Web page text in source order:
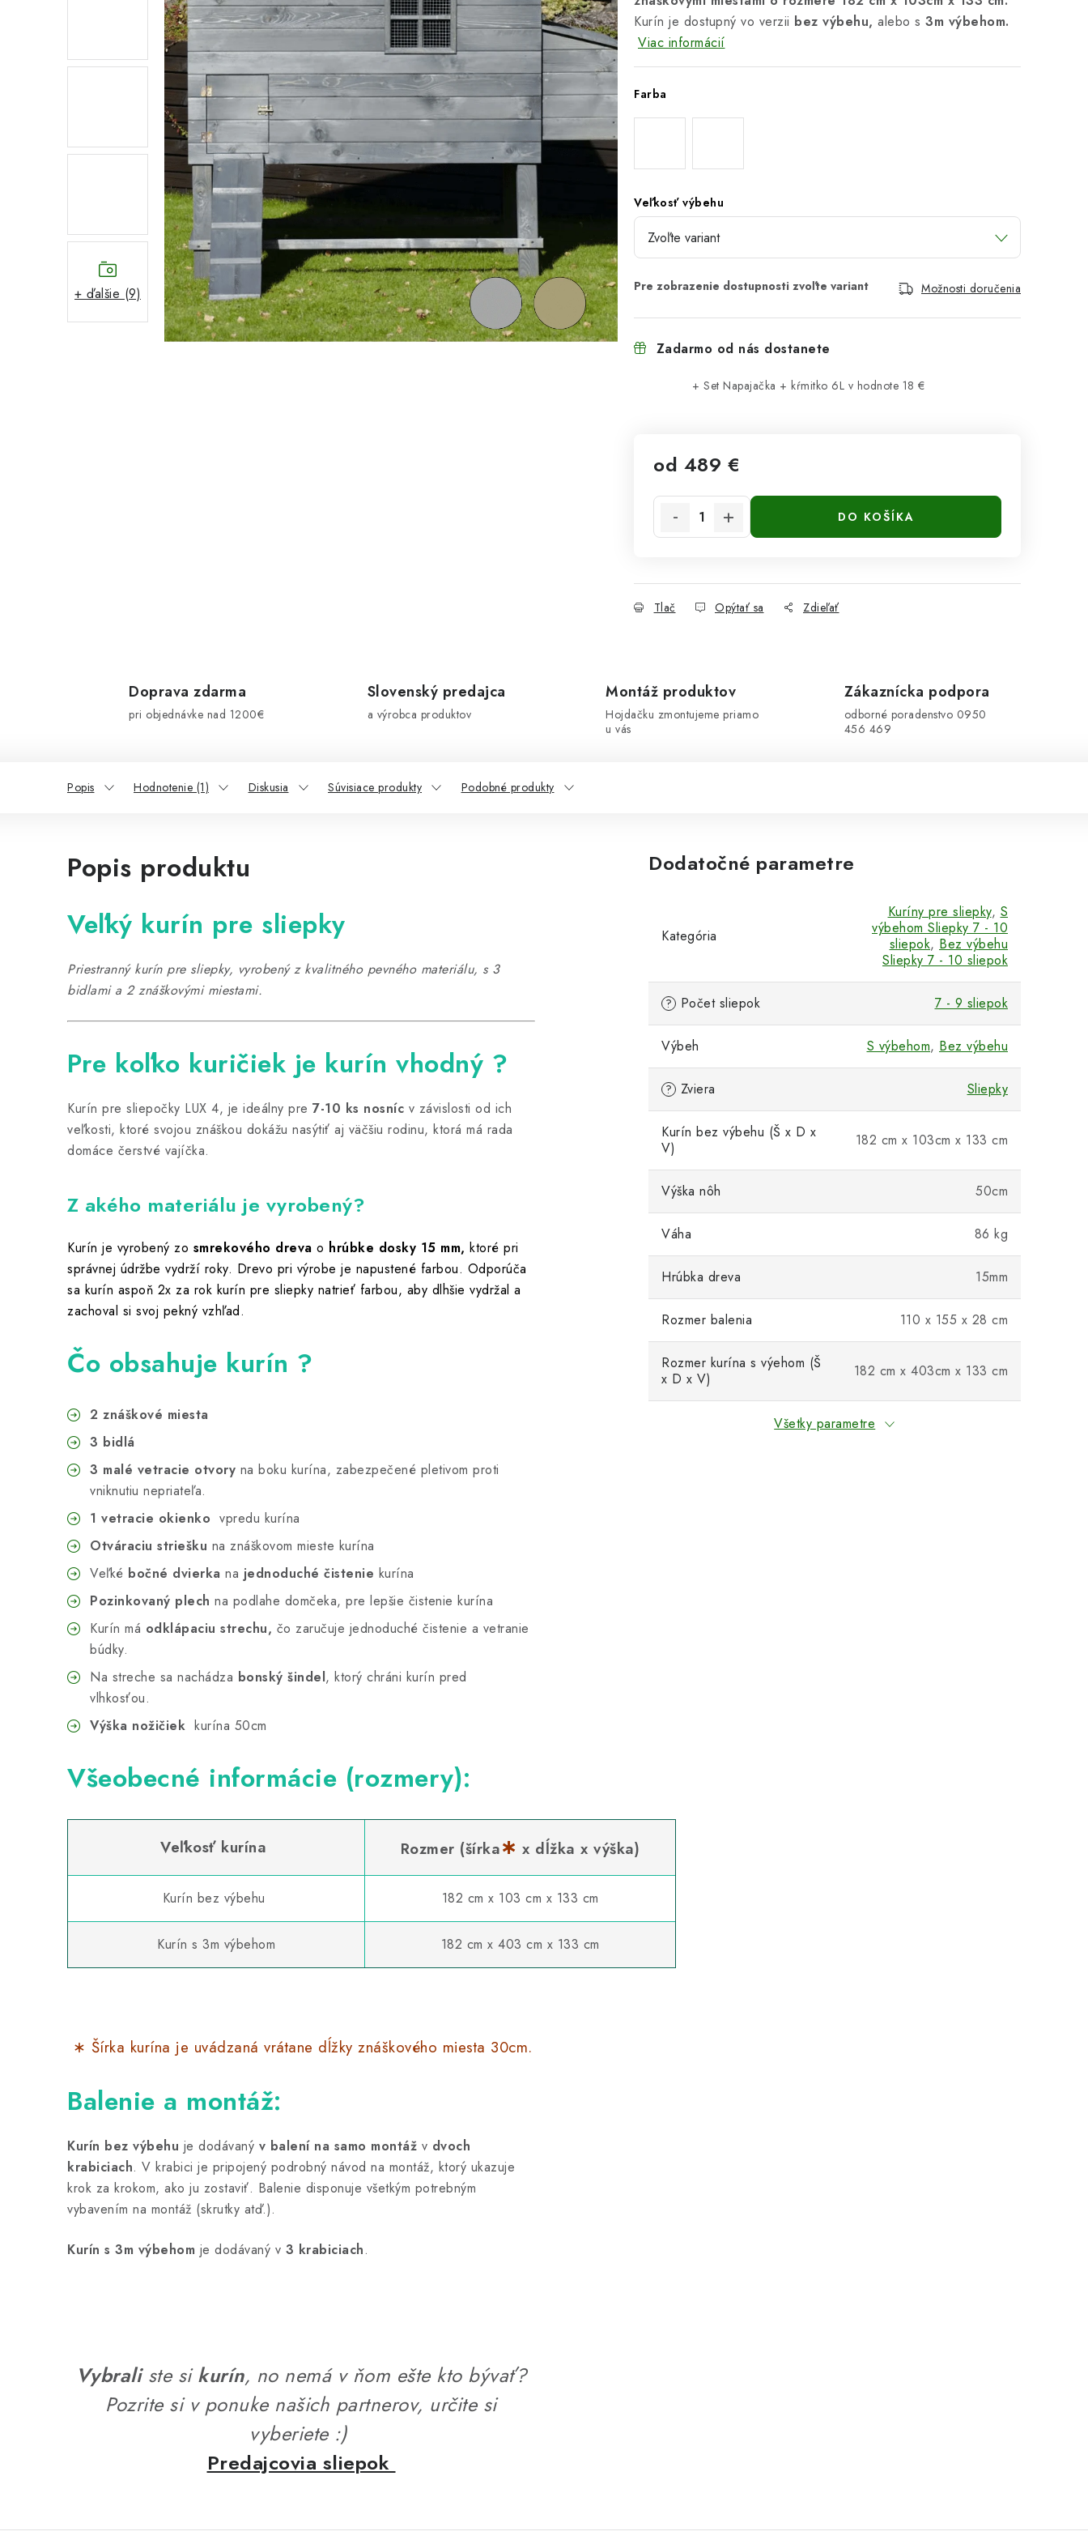
+ ďalšie (9)
Kurín je dostupný vo verzii bez výbehu, alebo s 3m výbehom.
Viac informácií
Farba
Veľkosť výbehu
Možnosti doručenia
Zadarmo od nás dostanete
+ Set Napajačka + kŕmitko 6L v hodnote 18 €
od 489 €
DO KOŠÍKA
Tlač Opýtať sa Zdieľať
Doprava zdarma
pri objednávke nad 1200€
Slovenský predajca
a výrobca produktov
Montáž produktov
Hojdačku zmontujeme priamo
u vás
Zákaznícka podpora
odborné poradenstvo 0950
456 469
Popis Hodnotenie (1) Diskusia Súvisiace produkty Podobné produkty
Popis produktu
Veľký kurín pre sliepky
Priestranný kurín pre sliepky, vyrobený z kvalitného pevného materiálu, s 3
bidlami a 2 znáškovými miestami.
Pre koľko kuričiek je kurín vhodný ?
Kurín pre sliepočky LUX 4, je ideálny pre 7-10 ks nosníc v závislosti od ich
veľkosti, ktoré svojou znáškou dokážu nasýtiť aj väčšiu rodinu, ktorá má rada
domáce čerstvé vajíčka.
Z akého materiálu je vyrobený?
Kurín je vyrobený zo smrekového dreva o hrúbke dosky 15 mm, ktoré pri
správnej údržbe vydrží roky. Drevo pri výrobe je napustené farbou. Odporúča
sa kurín aspoň 2x za rok kurín pre sliepky natrieť farbou, aby dlhšie vydržal a
zachoval si svoj pekný vzhľad.
Čo obsahuje kurín ?
2 znáškové miesta
3 bidlá
3 malé vetracie otvory na boku kurína, zabezpečené pletivom proti
vniknutiu nepriateľa.
1 vetracie okienko vpredu kurína
Otváraciu striešku na znáškovom mieste kurína
Veľké bočné dvierka na jednoduché čistenie kurína
Pozinkovaný plech na podlahe domčeka, pre lepšie čistenie kurína
Kurín má odklápaciu strechu, čo zaručuje jednoduché čistenie a vetranie
búdky.
Na streche sa nachádza bonský šindel, ktorý chráni kurín pred
vlhkosťou.
Výška nožičiek kurína 50cm
Všeobecné informácie (rozmery):
Veľkosť kurína Rozmer (šírka∗ x dĺžka x výška)
Kurín bez výbehu 182 cm x 103 cm x 133 cm
Kurín s 3m výbehom 182 cm x 403 cm x 133 cm
∗ Šírka kurína je uvádzaná vrátane dĺžky znáškového miesta 30cm.
Balenie a montáž:
Kurín bez výbehu je dodávaný v balení na samo montáž v dvoch
krabiciach. V krabici je pripojený podrobný návod na montáž, ktorý ukazuje
krok za krokom, ako ju zostaviť. Balenie disponuje všetkým potrebným
vybavením na montáž (skrutky atď.).
Kurín s 3m výbehom je dodávaný v 3 krabiciach.
Vybraliste sikurín, no nemá v ňom ešte kto bývať?
Pozrite si v ponuke našich partnerov, určite si
vyberiete :)
Predajcovia sliepok
Dodatočné parametre
Kategória
Kuríny pre sliepky, S
výbehom Sliepky 7 - 10
sliepok, Bez výbehu
Sliepky 7 - 10 sliepok
? Počet sliepok 7 - 9 sliepok
Výbeh S výbehom, Bez výbehu
? Zviera Sliepky
Kurín bez výbehu (Š x D x
V)
182 cm x 103cm x 133 cm
Výška nôh 50cm
Váha 86 kg
Hrúbka dreva 15mm
Rozmer balenia 110 x 155 x 28 cm
Rozmer kurína s výehom (Š
x D x V)
182 cm x 403cm x 133 cm
Všetky parametre